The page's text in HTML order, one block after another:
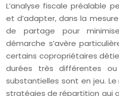
L’analyse fiscale préalable
et d’adapter, dans la
de partage pour
démarche s’avère
certains copropriétaires
durées très différentes
substantielles sont en jeu.
stratégies de répartition qui